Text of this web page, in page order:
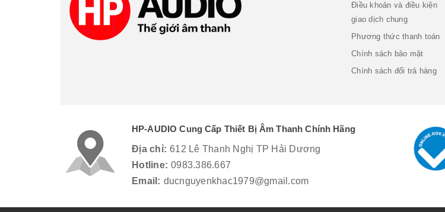
Điều khoản và điều kiện
giao dịch chung
Phương thức thanh toán
Chính sách bảo mật
Chính sách đổi trả hàng
HP-AUDIO Cung Cấp Thiết Bị Âm Thanh Chính Hãng
Địa chỉ: 612 Lê Thanh Nghị TP Hải Dương
Hotline: 0983.386.667
Email: ducnguyenkhac1979@gmail.com